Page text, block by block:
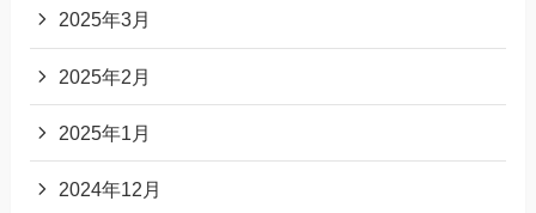
2025年3月
2025年2月
2025年1月
2024年12月